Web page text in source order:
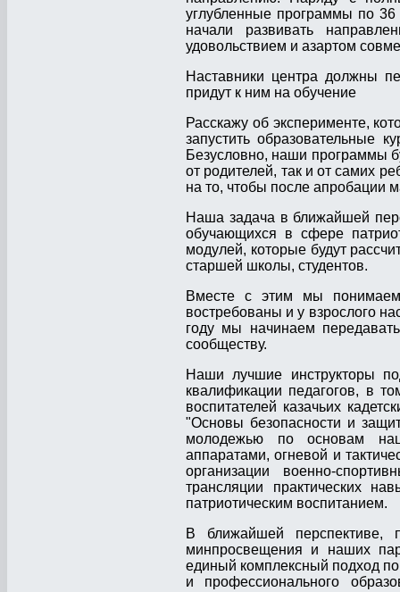
углубленные программы по
начали развивать
удовольствием и азартом
Наставники центра должны
придут к ним на обучение
Расскажу об эксперименте,
запустить образовательные
Безусловно, наши программы
от родителей, так и от самих
на то, чтобы после апробации
Наша задача в ближайшей
обучающихся в сфере
модулей, которые будут
старшей школы, студентов.
Вместе с этим мы
востребованы и у взрослого
году мы начинаем
сообществу.
Наши лучшие инструкторы
квалификации педагогов, в
воспитателей казачьих
"Основы безопасности и
молодежью по основам
аппаратами, огневой и
организации военно-
трансляции практических
патриотическим воспитанием.
В ближайшей перспективе,
минпросвещения и наших
единый комплексный подход
и профессионального